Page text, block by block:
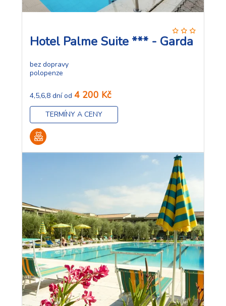
Hotel Palme Suite *** - Garda
bez dopravy
polopenze
4,5,6,8 dní od 4 200 Kč
TERMÍNY A CENY